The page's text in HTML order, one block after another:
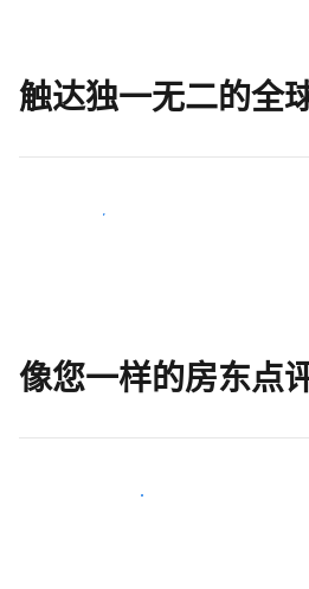
触达独一无二的全
立即触达新客人
像您一样的房东点
加入和您类似的房东行类